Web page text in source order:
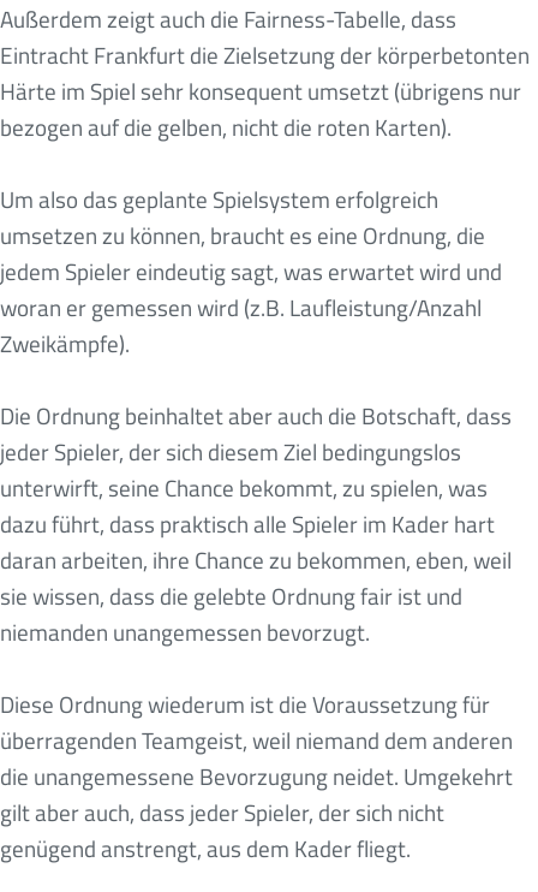
Außerdem zeigt auch die Fairness-Tabelle, dass
Eintracht Frankfurt die Zielsetzung der körperbetonten
Härte im Spiel sehr konsequent umsetzt (übrigens nur
bezogen auf die gelben, nicht die roten Karten).
Um also das geplante Spielsystem erfolgreich
umsetzen zu können, braucht es eine Ordnung, die
jedem Spieler eindeutig sagt, was erwartet wird und
woran er gemessen wird (z.B. Laufleistung/Anzahl
Zweikämpfe).
Die Ordnung beinhaltet aber auch die Botschaft, dass
jeder Spieler, der sich diesem Ziel bedingungslos
unterwirft, seine Chance bekommt, zu spielen, was
dazu führt, dass praktisch alle Spieler im Kader hart
daran arbeiten, ihre Chance zu bekommen, eben, weil
sie wissen, dass die gelebte Ordnung fair ist und
niemanden unangemessen bevorzugt.
Diese Ordnung wiederum ist die Voraussetzung für
überragenden Teamgeist, weil niemand dem anderen
die unangemessene Bevorzugung neidet. Umgekehrt
gilt aber auch, dass jeder Spieler, der sich nicht
genügend anstrengt, aus dem Kader fliegt.